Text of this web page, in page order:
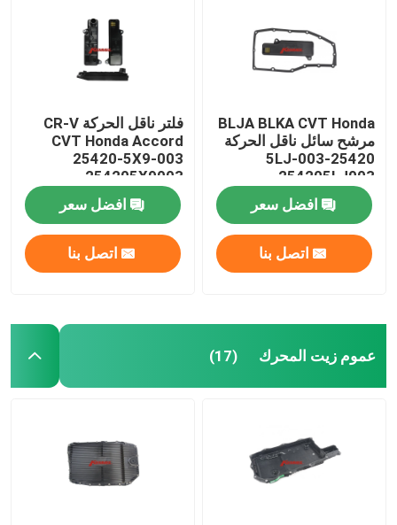
BLJA BLKA CVT Honda
مرشح سائل ناقل الحركة
25420-5LJ-003
254205LJ003
افضل سعر
اتصل بنا
فلتر ناقل الحركة CR-V
CVT Honda Accord
25420-5X9-003
254205X9003
افضل سعر
اتصل بنا
عموم زيت المحرك (17)